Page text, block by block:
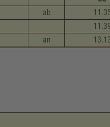
ab
an